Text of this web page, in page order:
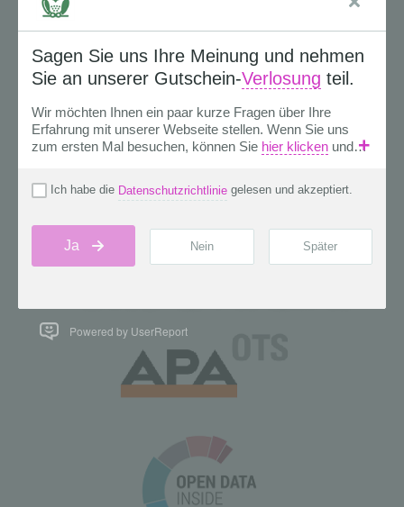
Powered by UserReport